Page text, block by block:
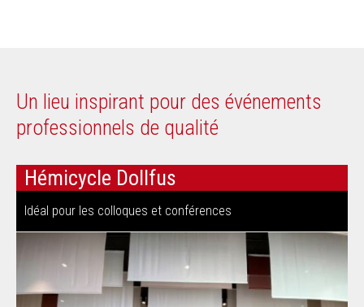
Un lieu inspirant pour des événements
professionnels de qualité
Hémicycle Dollfus
Idéal pour les colloques et conférences